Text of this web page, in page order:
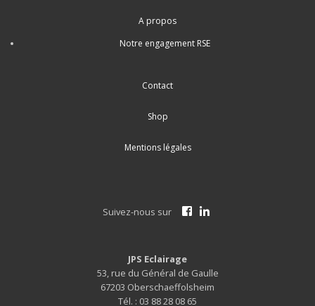
A propos
Notre engagement RSE
Contact
Shop
Mentions légales
Suivez-nous sur
JPS Eclairage
53, rue du Général de Gaulle
67203 Oberschaeffolsheim
Tél. : 03 88 28 08 65